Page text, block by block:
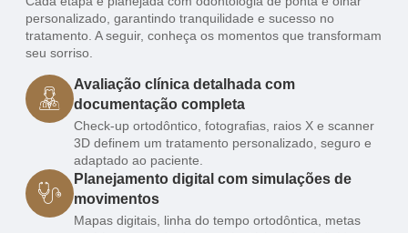
personalizado, garantindo tranquilidade e sucesso no
tratamento. A seguir, conheça os momentos que transformam
seu sorriso.
Avaliação clínica detalhada com
documentação completa
Check-up ortodôntico, fotografias, raios X e scanner
3D definem um tratamento personalizado, seguro e
adaptado ao paciente.
Planejamento digital com simulações de
movimentos
Mapas digitais, linha do tempo ortodôntica, metas